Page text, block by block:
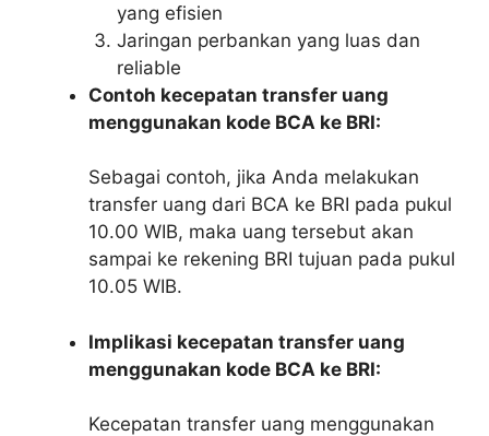
yang efisien
Jaringan perbankan yang luas dan
reliable
Contoh kecepatan transfer uang
menggunakan kode BCA ke BRI:
Sebagai contoh, jika Anda melakukan
transfer uang dari BCA ke BRI pada pukul
10.00 WIB, maka uang tersebut akan
sampai ke rekening BRI tujuan pada pukul
10.05 WIB.
Implikasi kecepatan transfer uang
menggunakan kode BCA ke BRI:
Kecepatan transfer uang menggunakan